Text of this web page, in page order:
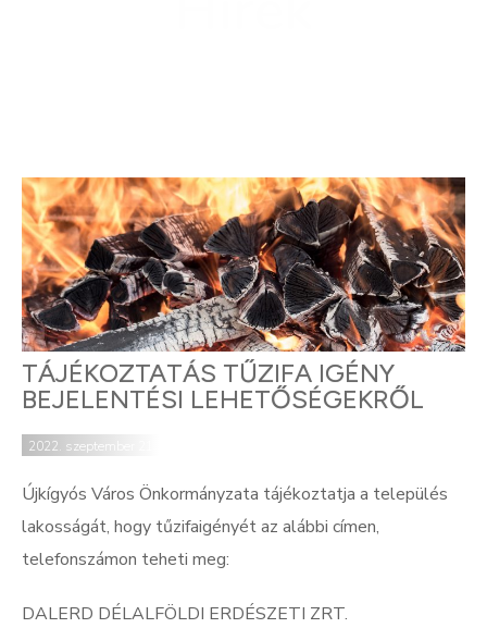
TÁJÉKOZTATÁS TŰZIFA IGÉNY
BEJELENTÉSI LEHETŐSÉGEKRŐL
2022. szeptember 21.
Újkígyós Város Önkormányzata tájékoztatja a település
lakosságát, hogy tűzifaigényét az alábbi címen,
telefonszámon teheti meg:
DALERD DÉLALFÖLDI ERDÉSZETI ZRT.